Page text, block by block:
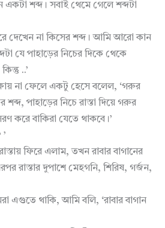
শব্দ। সবাই থেমে গেলে শব্দটা
দেখেন না কিসের শব্দ। আমি আরো কান
যে পাহাড়ের নিচের দিকে থেকে
..’
না ফেলে একটু হেসে বলেল, ‘গরুর
শব্দ, পাহাড়ের নিচে রাস্তা দিয়ে গরুর
করে বাকিরা যেতে থাকবে।’
ফিরে এলাম, তখন রাবার বাগানের
রাস্তার দুপাশে মেহগনি, শিরিষ, গর্জন,
এগুতে থাকি, আমি বলি, ‘রাবার বাগান